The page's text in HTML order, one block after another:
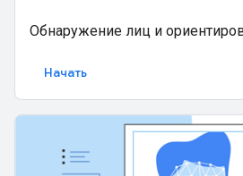
Обнаружение лиц и
Начать